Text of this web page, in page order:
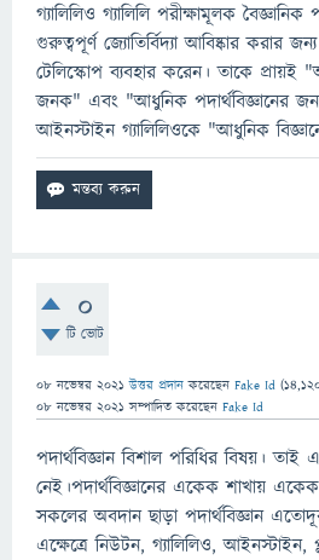
গ্যালিলিও গ্যালিলি পরীক্ষামূলক
গুরুত্বপূর্ণ জ্যোতির্বিদ্যা আবিষ্কার করার
টেলিস্কোপ ব্যবহার করেন। তাকে প্রায়ই
জনক" এবং "আধুনিক পদার্থবিজ্ঞানের
আইনস্টাইন গ্যালিলিওকে "আধুনিক
0
টি ভোট
08 নভেম্বর 2021 উত্তর প্রদান করেছেন Fake Id (
08 নভেম্বর 2021 সম্পাদিত করেছেন Fake Id
পদার্থবিজ্ঞান বিশাল পরিধির বিষয়।
নেই।পদার্থবিজ্ঞানের একেক শাখায়
সকলের অবদান ছাড়া পদার্থবিজ্ঞান
এক্ষেত্রে নিউটন, গ্যালিলিও, আইনস্টাইন,